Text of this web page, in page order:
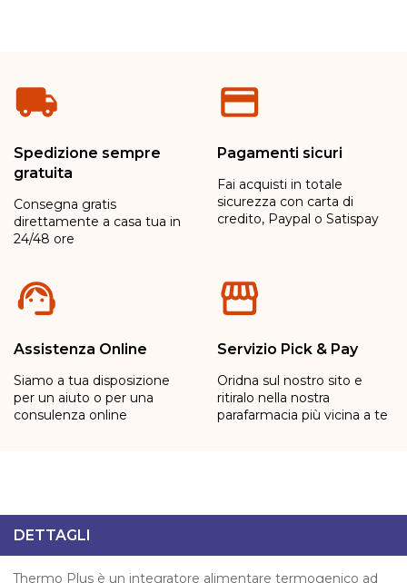
Spedizione sempre
gratuita
Consegna gratis
direttamente a casa tua in
24/48 ore
Pagamenti sicuri
Fai acquisti in totale
sicurezza con carta di
credito, Paypal o Satispay
Assistenza Online
Siamo a tua disposizione
per un aiuto o per una
consulenza online
Servizio Pick & Pay
Oridna sul nostro sito e
ritiralo nella nostra
parafarmacia più vicina a te
DETTAGLI
Thermo Plus è un integratore alimentare termogenico ad